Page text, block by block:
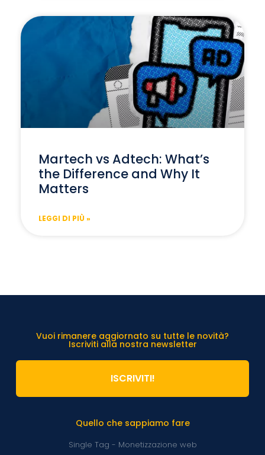
Martech vs Adtech: What’s
the Difference and Why It
Matters
LEGGI DI PIÙ »
Quello che sappiamo fare
Single Tag - Monetizzazione web
Vuoi rimanere aggiornato su tutte le novità?
Iscriviti alla nostra newsletter
ISCRIVITI!